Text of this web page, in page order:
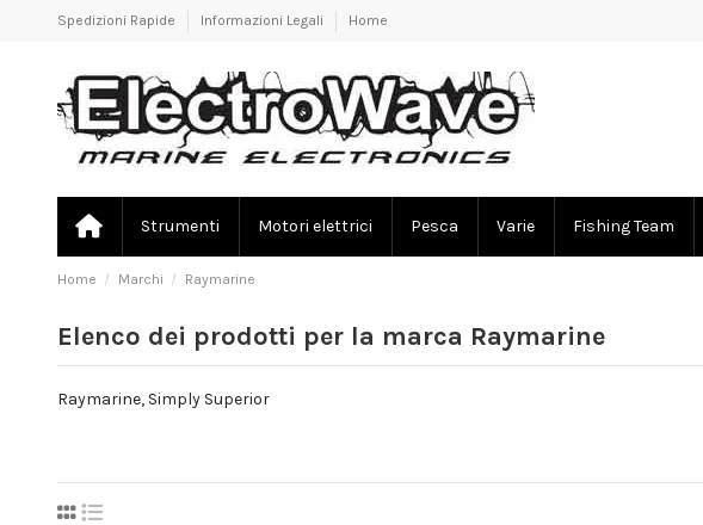
Spedizioni Rapide Informazioni Legali Home
Strumenti Motori elettrici Pesca Varie Fishing Team
Home Marchi Raymarine
Elenco dei prodotti per la marca Raymarine
Raymarine, Simply Superior